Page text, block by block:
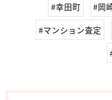
#幸田町 #岡
#マンション査定